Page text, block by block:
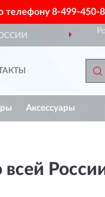
телефону8-499-450-
Аксессуары
всей